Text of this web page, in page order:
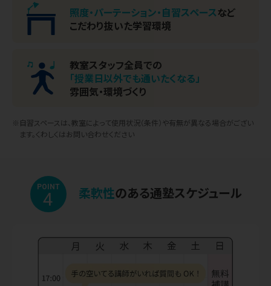
照度・パーテーション・自習スペースなど
こだわり抜いた学習環境
教室スタッフ全員での
「授業日以外でも通いたくなる」
雰囲気・環境づくり
※自習スペースは、教室によって使用状況（条件）や有無が異なる場合がござい
ます。くわしくはお問い合わせください
POINT
4 柔軟性のある通塾スケジュール